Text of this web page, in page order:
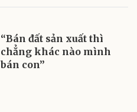
“Bán đất sản xuất thì
chẳng khác nào mình
bán con”